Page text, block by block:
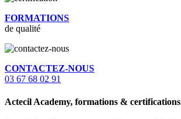
FORMATIONS
de qualité
CONTACTEZ-NOUS
03 67 68 02 91
Actecil Academy, formations & certifications